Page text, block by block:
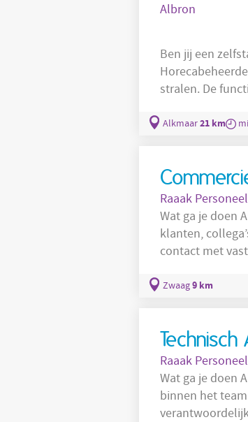
Albron
Ben jij een
stralen. De functie Bij Albron zorgen we elke dag voor smaakvol en duurzaam eten en
een
Alkmaar21 km
Raaak Personeel
Wat ga je doen Als Commercieel Medewerker Binnendienst ben jij de schakel tussen
klanten,
contact met
betekent onder
Zwaag9 km
Raaak Personeel
Wat ga je doen Als Technisch Adviseur & Calculator ben jij het technische aanspreekpunt
binnen het